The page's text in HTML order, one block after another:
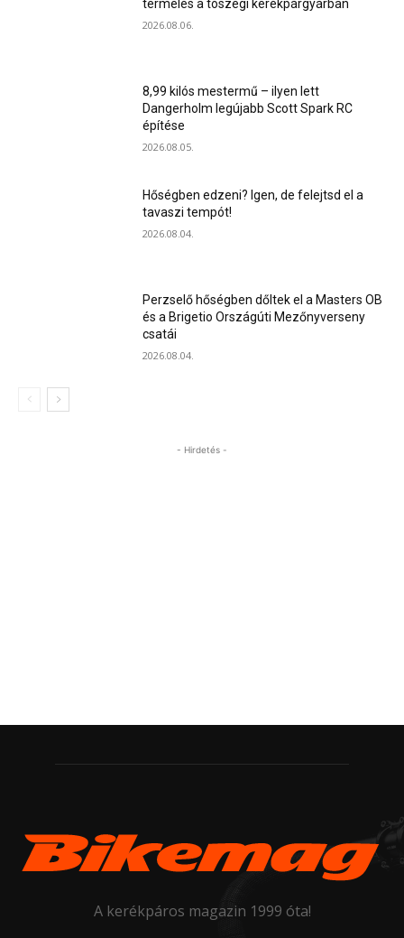
termelés a tószegi kerékpárgyárban
2026.08.06.
8,99 kilós mestermű – ilyen lett
Dangerholm legújabb Scott Spark RC
építése
2026.08.05.
Hőségben edzeni? Igen, de felejtsd el a
tavaszi tempót!
2026.08.04.
Perzselő hőségben dőltek el a Masters OB
és a Brigetio Országúti Mezőnyverseny
csatái
2026.08.04.
- Hirdetés -
A kerékpáros magazin 1999 óta!